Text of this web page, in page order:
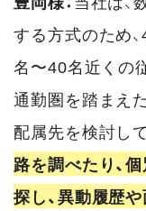
する方式のため
名〜40名近くの
通勤圏を踏まえ
配属先を検討し
路を調べたり、
探し、異動履歴